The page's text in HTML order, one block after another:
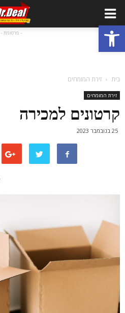
פתח סרגל נגישות - פרסומת -
בית זירת המומחים
זירת המומחים
קרטונים למכירה
25 בנובמבר 2023